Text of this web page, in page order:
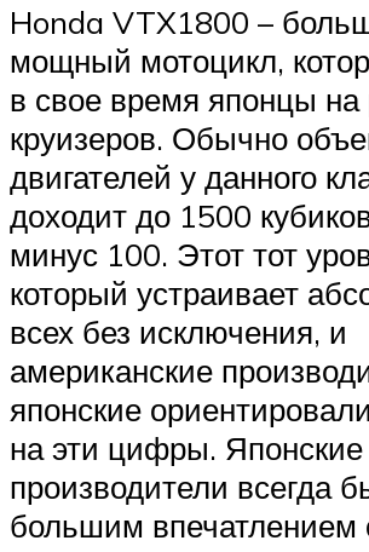
Honda VTX1800 –
мощный мотоцикл,
в свое время японцы на
круизеров. Обычно
двигателей у данного
доходит до 1500
минус 100. Этот тот
который устраивает
всех без исключения, и
американские
японские
на эти цифры. Японские
производители всегда
большим впечатлением